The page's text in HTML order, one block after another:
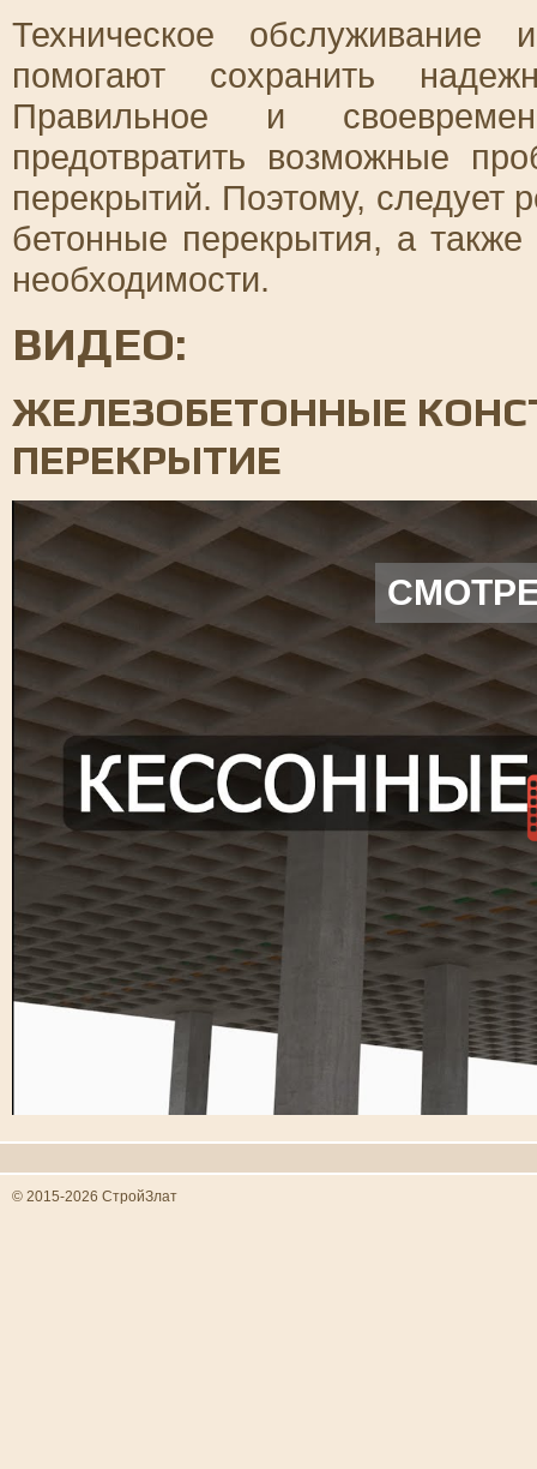
Техническое
помогают сохранить
Правильное и
предотвратить возможные
перекрытий. Поэтому, следует
бетонные перекрытия, а
необходимости.
ВИДЕО:
ЖЕЛЕЗОБЕТОННЫЕ
ПЕРЕКРЫТИЕ
© 2015-2026 СтройЗлат